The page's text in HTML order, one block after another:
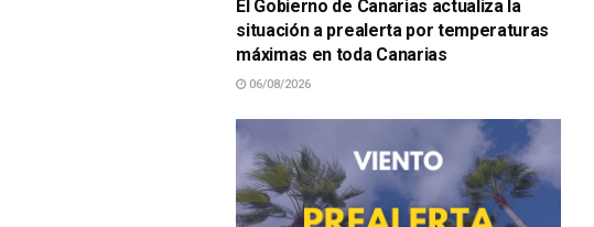
El Gobierno de Canarias actualiza la
situación a prealerta por temperaturas
máximas en toda Canarias
06/08/2026